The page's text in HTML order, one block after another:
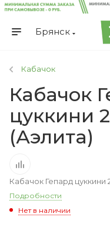
Брянск
Кабачок
Кабачок
цуккини
(Аэлита)
Кабачок Гепард цуккини
Подробности
Нет в наличии